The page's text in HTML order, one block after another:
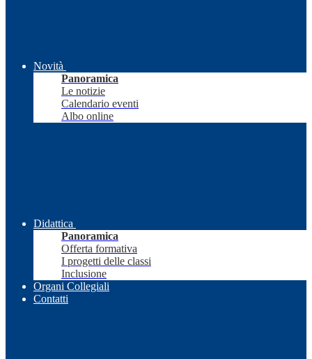
Novità
Panoramica
Le notizie
Calendario eventi
Albo online
Didattica
Panoramica
Offerta formativa
I progetti delle classi
Inclusione
Organi Collegiali
Contatti